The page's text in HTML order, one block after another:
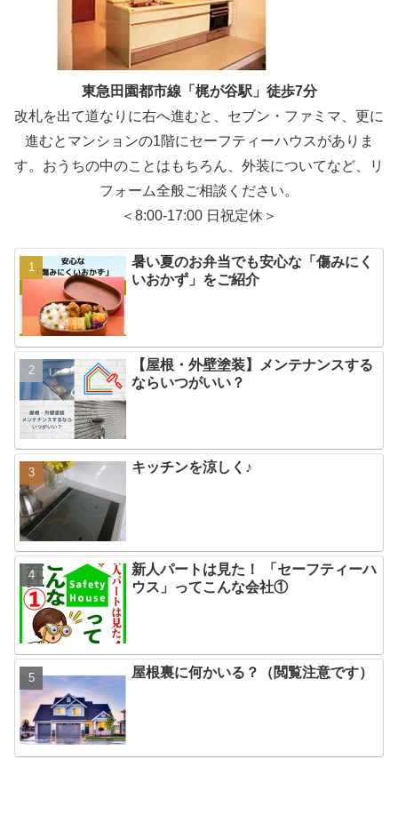
東急田園都市線「梶が谷駅」徒歩7分
改札を出て道なりに右へ進むと、セブン・ファミマ、更に
進むとマンションの1階にセーフティーハウスがありま
す。おうちの中のことはもちろん、外装についてなど、リ
フォーム全般ご相談ください。
＜8:00-17:00 日祝定休＞
暑い夏のお弁当でも安心な「傷みにく
いおかず」をご紹介
【屋根・外壁塗装】メンテナンスする
ならいつがいい？
キッチンを涼しく♪
新人パートは見た！ 「セーフティーハ
ウス」ってこんな会社①
屋根裏に何かいる？（閲覧注意です）